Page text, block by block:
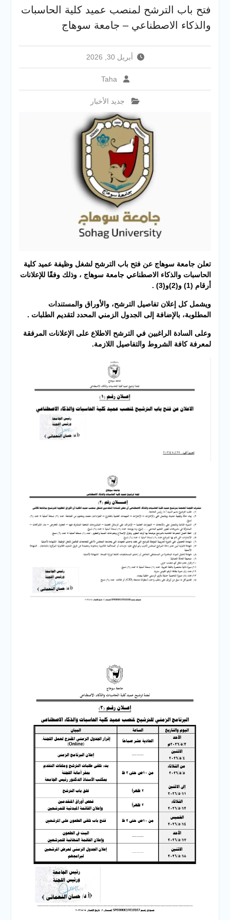
الإلكتروني للقبول بالجامعات
2026
فريق Enactus بجامعة سوهاج
في الاستدامة بالمسابقة
القومية Enactus Egypt 2026
فتح باب الترشح لمنصب عميد كلية الحاسبات
والذكاء الاصطناعي – جامعة سوهاج
أبريل 30, 2026
Taha
جديد الأخبار
تعلن جامعة سوهاج عن فتح باب الترشح لشغل وظيفة عميد كلية
الحاسبات والذكاء الاصطناعي جامعة سوهاج ، وذلك وفقًا للإعلانات
أرقام (1) و(2)و
(3)
.
ويشمل كل إعلان تفاصيل الترشح، والأوراق والمستندات
المطلوبة، بالإضافة إلى الجدول الزمني المحدد لتقديم الطلبات .
وعلى السادة الراغبين في الترشح الاطلاع على الإعلانات المرفقة
لمعرفة كافة الشروط والتفاصيل اللازمة.